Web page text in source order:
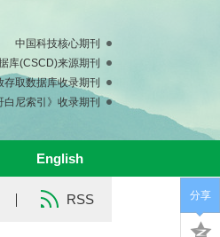
中国科技核心期刊
库(CSCD)来源期刊
存取数据库收录期刊
白尼索引》收录期刊
English
RSS 分享